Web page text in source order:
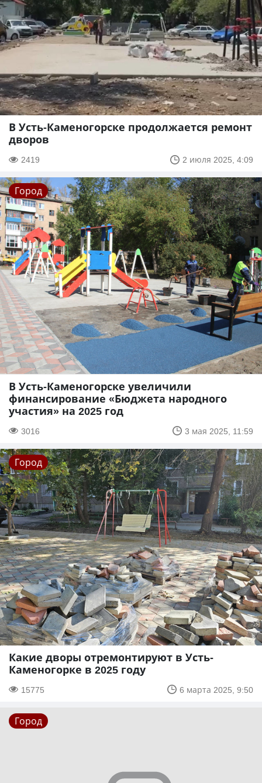
В Усть-Каменогорске продолжается ремонт
дворов
2419 2 июля 2025, 4:09
Город
В Усть-Каменогорске увеличили
финансирование «Бюджета народного
участия» на 2025 год
3016 3 мая 2025, 11:59
Город
Какие дворы отремонтируют в Усть-
Каменогорке в 2025 году
15775 6 марта 2025, 9:50
Город